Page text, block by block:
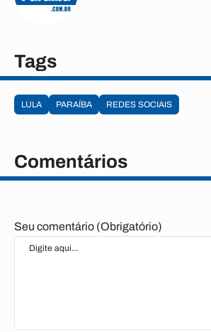
Tags
LULA PARAÍBA REDES SOCIAIS
Comentários
Seu comentário (Obrigatório)